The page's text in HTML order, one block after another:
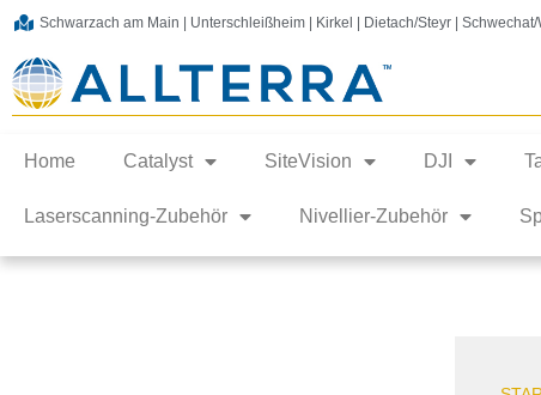
Schwarzach am Main | Unterschleißheim | Kirkel | Dietach/Steyr | Schwechat/
Home Catalyst SiteVision DJI
Laserscanning-Zubehör Nivellier-Zubehör